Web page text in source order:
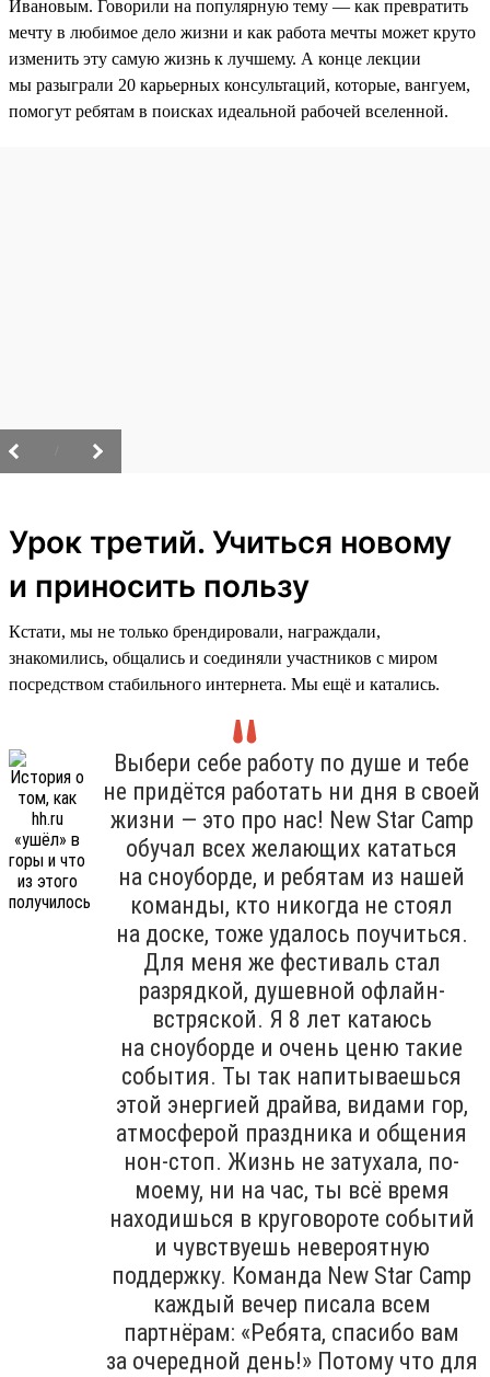
Ивановым. Говорили на популярную тему — как превратить
мечту в любимое дело жизни и как работа мечты может круто
изменить эту самую жизнь к лучшему. А конце лекции
мы разыграли 20 карьерных консультаций, которые, вангуем,
помогут ребятам в поисках идеальной рабочей вселенной.
Урок третий. Учиться новому
и приносить пользу
Кстати, мы не только брендировали, награждали,
знакомились, общались и соединяли участников с миром
посредством стабильного интернета. Мы ещё и катались.
Выбери себе работу по душе и тебе
не придётся работать ни дня в своей
жизни — это про нас! New Star Camp
обучал всех желающих кататься
на сноуборде, и ребятам из нашей
команды, кто никогда не стоял
на доске, тоже удалось поучиться.
Для меня же фестиваль стал
разрядкой, душевной офлайн-
встряской. Я 8 лет катаюсь
на сноуборде и очень ценю такие
события. Ты так напитываешься
этой энергией драйва, видами гор,
атмосферой праздника и общения
нон-стоп. Жизнь не затухала, по-
моему, ни на час, ты всё время
находишься в круговороте событий
и чувствуешь невероятную
поддержку. Команда New Star Camp
каждый вечер писала всем
партнёрам: «Ребята, спасибо вам
за очередной день!» Потому что для